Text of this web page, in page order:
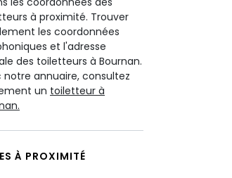
à proximité. Trouver
les coordonnées
et l'adresse
des toiletteurs à Bournan.
notre annuaire, consultez
un toiletteur à
À PROXIMITÉ